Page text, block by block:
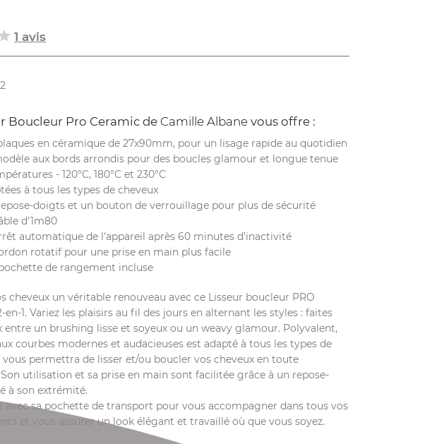
PRO
CERAMIC
1 avis
Boucleur Pro Ceramic de Camille Albane vous offre :
en céramique de 27x90mm, pour un lisage rapide au quotidien
aux bords arrondis pour des boucles glamour et longue tenue
- 120°C, 180°C et 230°C
à tous les types de cheveux
doigts et un bouton de verrouillage pour plus de sécurité
d'1m80
automatique de l'appareil après 60 minutes d’inactivité
rotatif pour une prise en main plus facile
de rangement incluse
cheveux un véritable renouveau avec ce Lisseur boucleur PRO
en-1. Variez les plaisirs au fil des jours en alternant les styles : faites
entre un brushing lisse et soyeux ou un weavy glamour. Polyvalent,
courbes modernes et audacieuses est adapté à tous les types de
vous permettra de lisser et/ou boucler vos cheveux en toute
utilisation et sa prise en main sont facilitée grâce à un repose-
à son extrémité.
avec sa pochette de transport pour vous accompagner dans tous vos
et vous assurer un look élégant et travaillé où que vous soyez.